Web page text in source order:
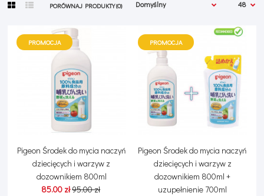
PORÓWNAJ PRODUKTY (0)
PROMOCJA
Pigeon Środek do mycia naczyń
dziecięcych i warzyw z
dozownikiem 800ml
85.00 zł95.00 zł
PROMOCJA
Pigeon Środek do mycia naczyń
dziecięcych i warzyw z
dozownikiem 800ml +
uzupełnienie 700ml